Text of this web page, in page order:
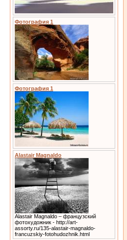
Фотография 1
Фотография 1
Alastair Magnaldo
Alastair Magnaldo – французский
фотохудожник - http://art-
assorty.ru/135-alastair-magnaldo-
francuzskiy-fotohudozhnik.html